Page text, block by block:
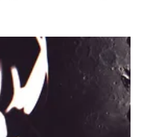
특별히 하고 싶은 일이 있으면 말해."
더라고." "그럼 확인을 해 볼게." 이렇게
은 한동안 아무런 말이 없었다. 며칠 전
니 이런 말을 한다. " 콘서트 티켓 샀다."
발렌타인,..